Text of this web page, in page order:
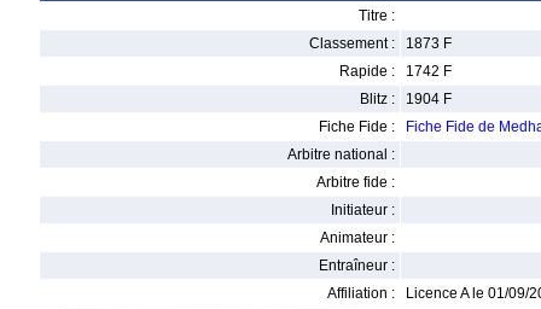
Titre :
Classement :
1873 F
Rapide :
1742 F
Blitz :
1904 F
Fiche Fide :
Fiche Fide de
Arbitre national :
Arbitre fide :
Initiateur :
Animateur :
Entraîneur :
Affiliation :
Licence A le 01/09/